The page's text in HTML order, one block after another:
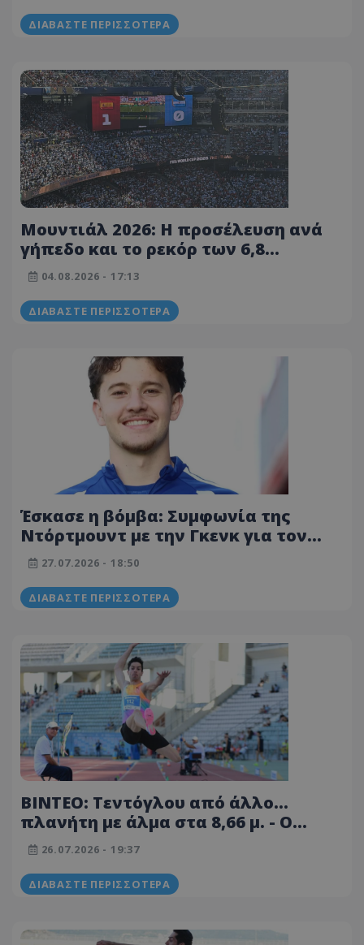
ΔΙΑΒΆΣΤΕ ΠΕΡΙΣΣΌΤΕΡΑ
Μουντιάλ 2026: Η προσέλευση ανά
γήπεδο και το ρεκόρ των 6,8
εκατομμυρίων θεατών
04.08.2026 - 17:13
ΔΙΑΒΆΣΤΕ ΠΕΡΙΣΣΌΤΕΡΑ
Έσκασε η βόμβα: Συμφωνία της
Ντόρτμουντ με την Γκενκ για τον
Καρέτσα με ποσό-ρεκόρ
27.07.2026 - 18:50
ΔΙΑΒΆΣΤΕ ΠΕΡΙΣΣΌΤΕΡΑ
ΒΙΝΤΕΟ: Τεντόγλου από άλλο...
πλανήτη με άλμα στα 8,66 μ. - Ο
λόγος που δεν θα ισχύσει ως
πανελλήνιο ρεκόρ
26.07.2026 - 19:37
ΔΙΑΒΆΣΤΕ ΠΕΡΙΣΣΌΤΕΡΑ